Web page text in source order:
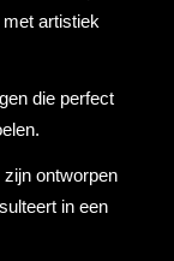
artistiek
die perfect
ontworpen
in een